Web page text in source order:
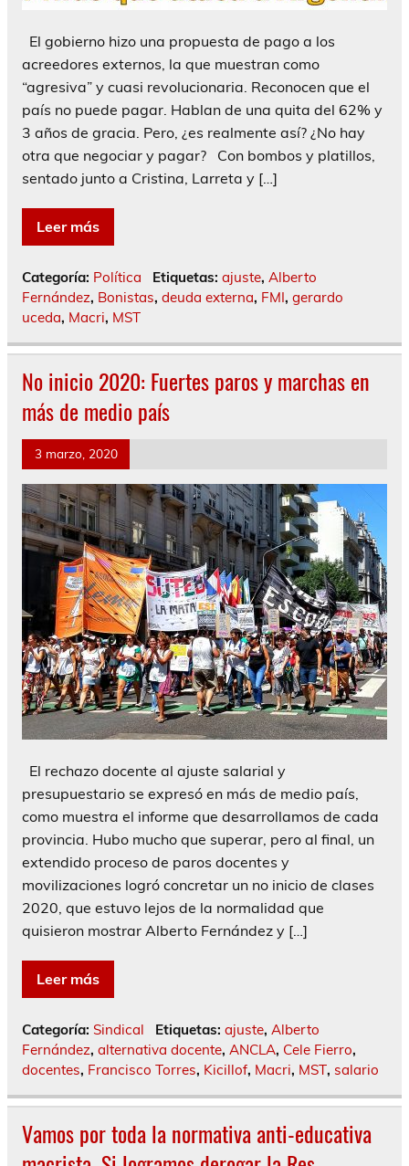
El gobierno hizo una propuesta de pago a los
acreedores externos, la que muestran como
“agresiva” y cuasi revolucionaria. Reconocen que el
país no puede pagar. Hablan de una quita del 62% y
3 años de gracia. Pero, ¿es realmente así? ¿No hay
otra que negociar y pagar? Con bombos y platillos,
sentado junto a Cristina, Larreta y […]
Leer más
Categoría: Política Etiquetas: ajuste, Alberto
Fernández, Bonistas, deuda externa, FMI, gerardo
uceda, Macri, MST
No inicio 2020: Fuertes paros y marchas en
más de medio país
3 marzo, 2020
El rechazo docente al ajuste salarial y
presupuestario se expresó en más de medio país,
como muestra el informe que desarrollamos de cada
provincia. Hubo mucho que superar, pero al final, un
extendido proceso de paros docentes y
movilizaciones logró concretar un no inicio de clases
2020, que estuvo lejos de la normalidad que
quisieron mostrar Alberto Fernández y […]
Leer más
Categoría: Sindical Etiquetas: ajuste, Alberto
Fernández, alternativa docente, ANCLA, Cele Fierro,
docentes, Francisco Torres, Kicillof, Macri, MST, salario
Vamos por toda la normativa anti-educativa